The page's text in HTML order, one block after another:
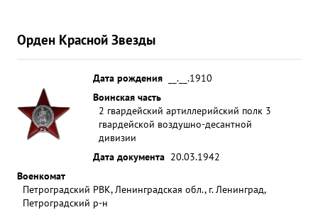
Орден Красной Звезды
Дата рождения
__.__.1910
Воинская часть
2 гвардейский артиллерийский полк 3
гвардейской воздушно-десантной
дивизии
Дата документа 20.03.1942
Военкомат
Петроградский РВК, Ленинградская обл., г. Ленинград,
Петроградский р-н